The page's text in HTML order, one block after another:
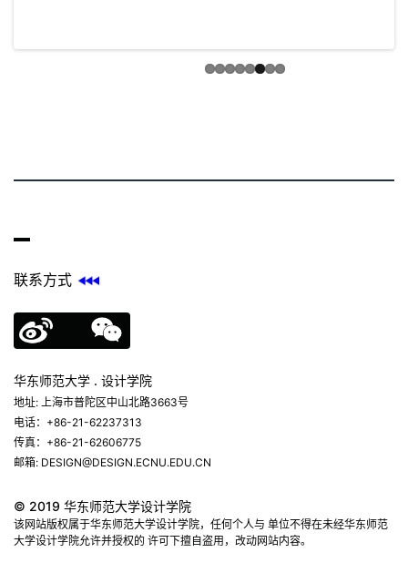
联系方式
华东师范大学 . 设计学院
地址: 上海市普陀区中山北路3663号
电话：+86-21-62237313
传真：+86-21-62606775
邮箱: DESIGN@DESIGN.ECNU.EDU.CN
© 2019 华东师范大学设计学院
该网站版权属于华东师范大学设计学院，任何个人与 单位不得在未经华东师范
大学设计学院允许并授权的 许可下擅自盗用，改动网站内容。